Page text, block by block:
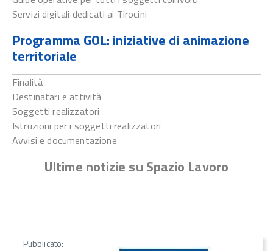
Servizi digitali dedicati ai Tirocini
Programma GOL: iniziative di animazione
territoriale
Finalità
Destinatari e attività
Soggetti realizzatori
Istruzioni per i soggetti realizzatori
Avvisi e documentazione
Ultime notizie su Spazio Lavoro
Pubblicato: